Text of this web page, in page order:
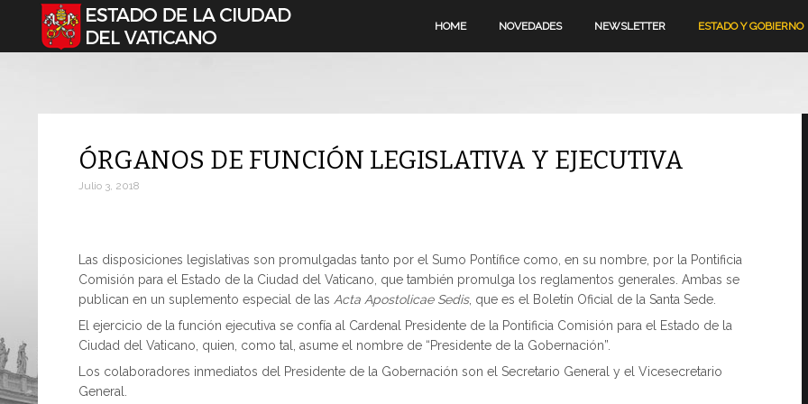
Seleccione su idioma HOME NOVEDADES NEWSLETTER ESTADO Y GOBIERNO
ÓRGANOS DE FUNCIÓN LEGISLATIVA Y EJECUTIVA
Julio 3, 2018
Las disposiciones legislativas son promulgadas tanto por el Sumo Pontífice como, en su nombre, por la Pontificia
Comisión para el Estado de la Ciudad del Vaticano, que también promulga los reglamentos generales. Ambas se
publican en un suplemento especial de las Acta Apostolicae Sedis, que es el Boletín Oficial de la Santa Sede.
El ejercicio de la función ejecutiva se confía al Cardenal Presidente de la Pontificia Comisión para el Estado de la
Ciudad del Vaticano, quien, como tal, asume el nombre de “Presidente de la Gobernación”.
Los colaboradores inmediatos del Presidente de la Gobernación son el Secretario General y el Vicesecretario
General.